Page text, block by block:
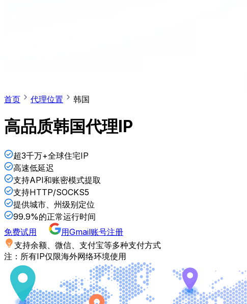
首页 代理位置 韩国
高品质韩国代理IP
超3千万+全球住宅IP
高速低延迟
支持API和账密模式提取
支持HTTP/SOCKS5
提供城市、州级别定位
99.9%的正常运行时间
免费试用
用Gmail账号注册
支持余额、微信、支付宝等多种支付方式
注：所有IP仅限海外网络环境使用